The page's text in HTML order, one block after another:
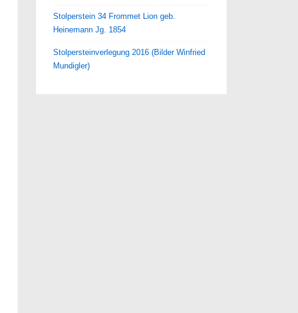
Stolperstein 34 Frommet Lion geb.
Heinemann Jg. 1854
Stolpersteinverlegung 2016 (Bilder Winfried
Mundigler)